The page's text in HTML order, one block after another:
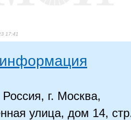
17:41
Россия, г. Москва,
улица, дом 14,